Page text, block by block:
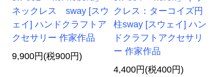
ネックレス sway [スウ
ェイ] ハンドクラフトア
クセサリー 作家作品
9,900円(税900円)
クレス：ターコイズ円
柱sway [スウェイ] ハン
ドクラフトアクセサリ
ー 作家作品
4,400円(税400円)